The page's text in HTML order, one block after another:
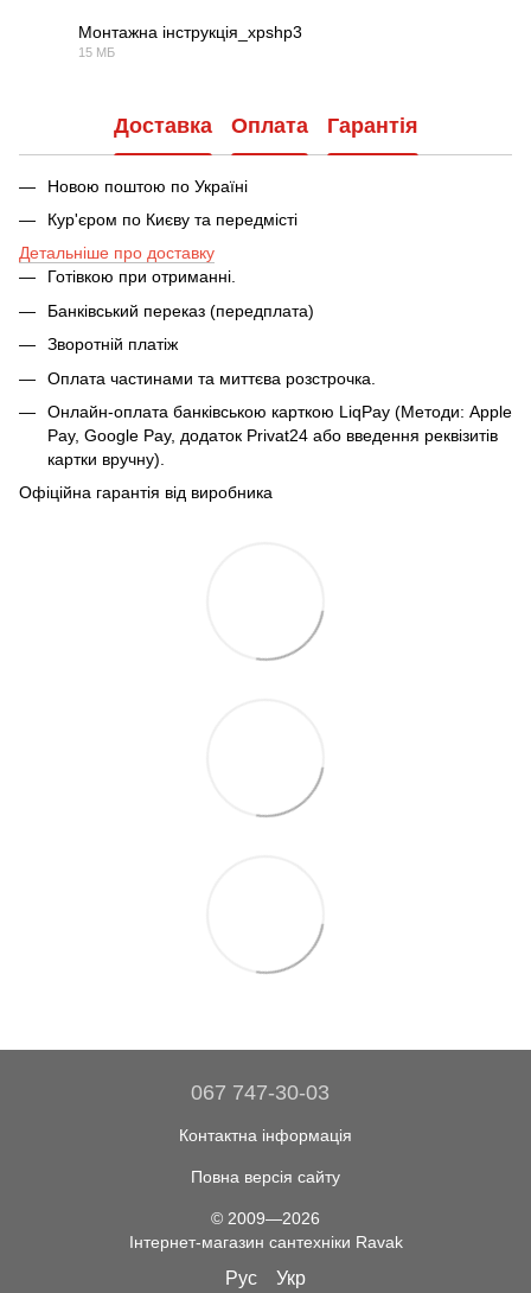
Монтажна інструкція_xpshp3
15 МБ
Доставка Оплата Гарантія
Новою поштою по Україні
Кур'єром по Києву та передмісті
Детальніше про доставку
Готівкою при отриманні.
Банківський переказ (передплата)
Зворотній платіж
Оплата частинами та миттєва розстрочка.
Онлайн-оплата банківською карткою LiqPay (Методи: Apple
Pay, Google Pay, додаток Privat24 або введення реквізитів
картки вручну).
Офіційна гарантія від виробника
067 747-30-03
Контактна інформація
Повна версія сайту
© 2009—2026
Інтернет-магазин сантехніки Ravak
Рус Укр